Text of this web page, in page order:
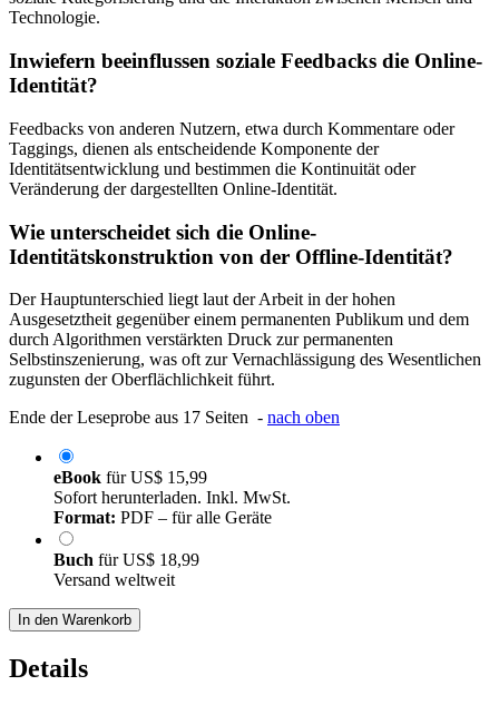
Technologie.
Inwiefern beeinflussen soziale Feedbacks die Online-
Identität?
Feedbacks von anderen Nutzern, etwa durch Kommentare oder
Taggings, dienen als entscheidende Komponente der
Identitätsentwicklung und bestimmen die Kontinuität oder
Veränderung der dargestellten Online-Identität.
Wie unterscheidet sich die Online-
Identitätskonstruktion von der Offline-Identität?
Der Hauptunterschied liegt laut der Arbeit in der hohen
Ausgesetztheit gegenüber einem permanenten Publikum und dem
durch Algorithmen verstärkten Druck zur permanenten
Selbstinszenierung, was oft zur Vernachlässigung des Wesentlichen
zugunsten der Oberflächlichkeit führt.
Ende der Leseprobe aus 17 Seiten - nach oben
eBook fürUS$ 15,99
Sofort herunterladen. Inkl. MwSt.
Format: PDF – für alle Geräte
Buch fürUS$ 18,99
Versand weltweit
In den Warenkorb
Details